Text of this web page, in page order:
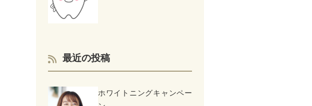
最近の投稿
ホワイトニングキャンペー